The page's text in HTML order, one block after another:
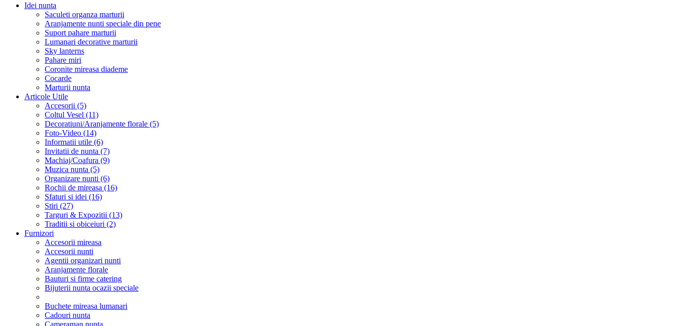
Idei nunta
Saculeti organza marturii
Aranjamente nunti speciale din pene
Suport pahare marturii
Lumanari decorative marturii
Sky lanterns
Pahare miri
Coronite mireasa diademe
Cocarde
Marturii nunta
Articole Utile
Accesorii (5)
Coltul Vesel (11)
Decoratiuni/Aranjamente florale (5)
Foto-Video (14)
Informatii utile (6)
Invitatii de nunta (7)
Machiaj/Coafura (9)
Muzica nunta (5)
Organizare nunti (6)
Rochii de mireasa (16)
Sfaturi si idei (16)
Stiri (27)
Targuri & Expozitii (13)
Traditii si obiceiuri (2)
Furnizori
Accesorii mireasa
Accesorii nunti
Agentii organizari nunti
Aranjamente florale
Bauturi si firme catering
Bijuterii nunta ocazii speciale
Buchete mireasa lumanari
Cadouri nunta
Cameraman nunta